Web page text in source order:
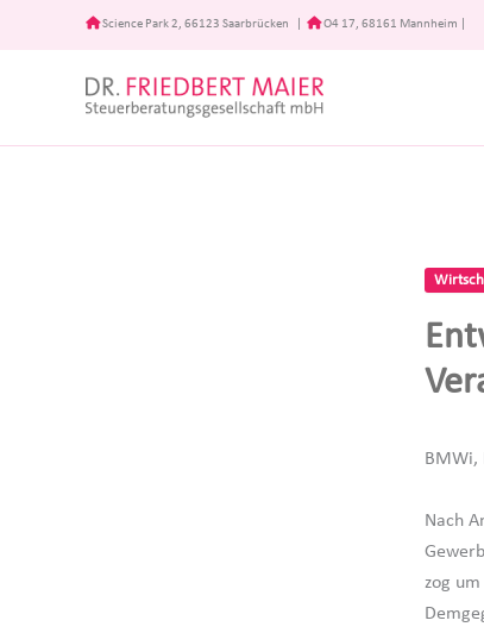
Science Park 2, 66123 Saarbrücken O4 17, 68161 Mannheim
BMWi,
Nach
zog